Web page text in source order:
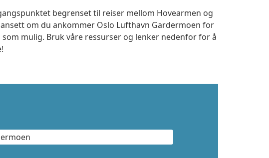
begrenset til reiser mellom Hovearmen og
om du ankommer Oslo Lufthavn Gardermoen for
mulig. Bruk våre ressurser og lenker nedenfor for å